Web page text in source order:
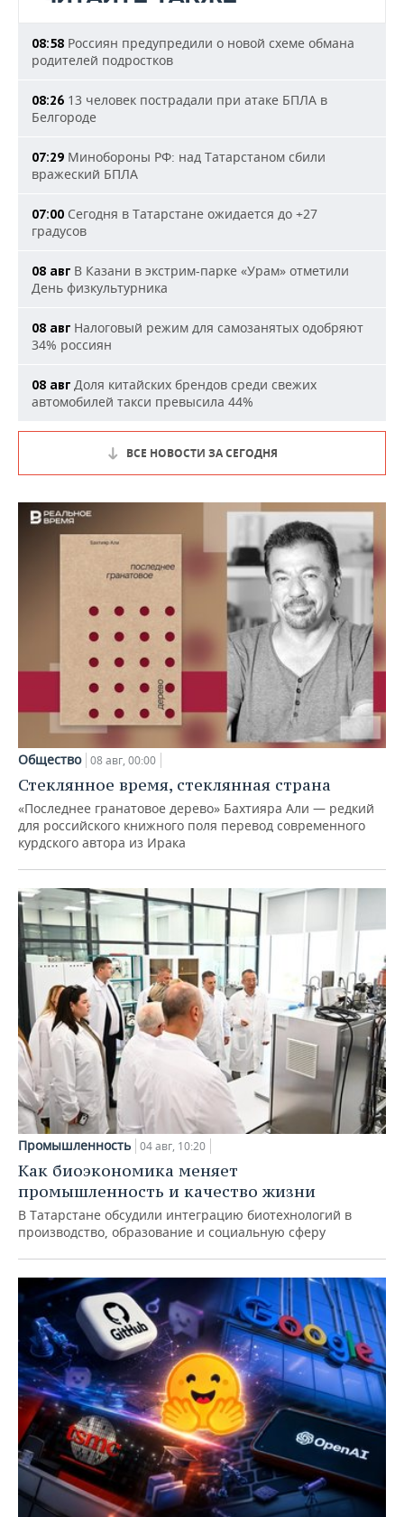
08:58 Россиян предупредили о новой схеме обмана
родителей подростков
08:26 13 человек пострадали при атаке БПЛА в
Белгороде
07:29 Минобороны РФ: над Татарстаном сбили
вражеский БПЛА
07:00 Сегодня в Татарстане ожидается до +27
градусов
08 авг В Казани в экстрим-парке «Урам» отметили
День физкультурника
08 авг Налоговый режим для самозанятых одобряют
34% россиян
08 авг Доля китайских брендов среди свежих
автомобилей такси превысила 44%
ВСЕ НОВОСТИ ЗА СЕГОДНЯ
Общество 08 авг, 00:00
Стеклянное время, стеклянная страна
«Последнее гранатовое дерево» Бахтияра Али — редкий
для российского книжного поля перевод современного
курдского автора из Ирака
Промышленность 04 авг, 10:20
Как биоэкономика меняет
промышленность и качество жизни
В Татарстане обсудили интеграцию биотехнологий в
производство, образование и социальную сферу